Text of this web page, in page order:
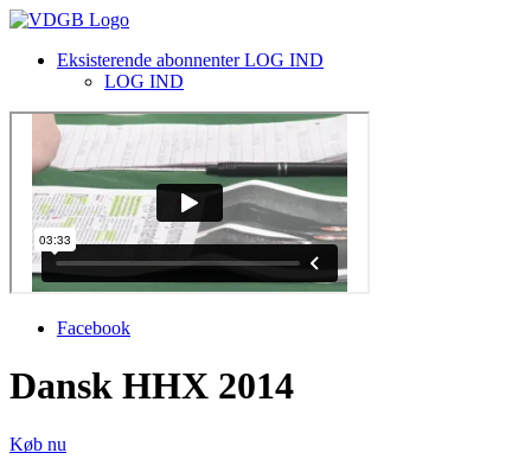
Eksisterende abonnenter LOG IND
LOG IND
Facebook
Dansk HHX 2014
Køb nu